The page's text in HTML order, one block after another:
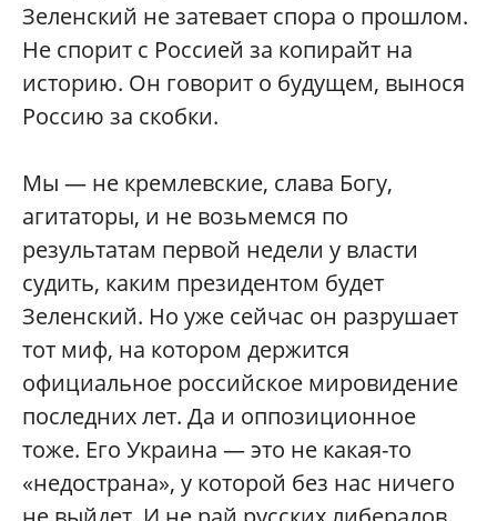
Зеленский не затевает спора о прошлом.
Не спорит с Россией за копирайт на
историю. Он говорит о будущем, вынося
Россию за скобки.
Мы — не кремлевские, слава Богу,
агитаторы, и не возьмемся по
результатам первой недели у власти
судить, каким президентом будет
Зеленский. Но уже сейчас он разрушает
тот миф, на котором держится
официальное российское мировидение
последних лет. Да и оппозиционное
тоже. Его Украина — это не какая-то
«недострана», у которой без нас ничего